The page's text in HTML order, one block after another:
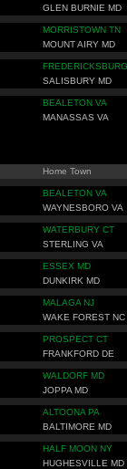
GLEN BURNIE MD
MORRISTOWN TN
MOUNT AIRY MD
SALISBURY MD
BEALETON VA
MANASSAS VA
Home Town
BEALETON VA
WAYNESBORO VA
WATERBURY CT
STERLING VA
ESSEX MD
DUNKIRK MD
MALAGA NJ
WAKE FOREST NC
PROSPECT CT
FRANKFORD DE
WALDORF MD
JOPPA MD
ALTOONA PA
BALTIMORE MD
HALF MOON NY
HUGHESVILLE MD